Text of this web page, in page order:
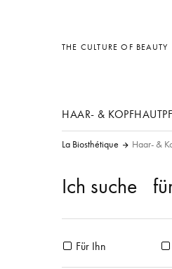
THE CULTURE OF BEAUTY
HAAR- &
Sonstiges
La Biosthétique Haar- &
Ich suche
Für Ihn